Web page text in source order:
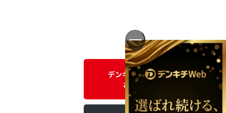
デンキチWEBに関する
お問い合わせ